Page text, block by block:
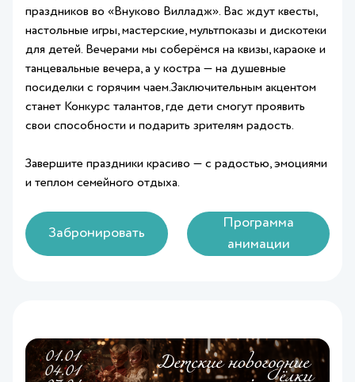
праздников во «Внуково Вилладж». Вас ждут квесты,
настольные игры, мастерские, мультпоказы и дискотеки
для детей. Вечерами мы соберёмся на квизы, караоке и
танцевальные вечера, а у костра — на душевные
посиделки с горячим чаем.Заключительным акцентом
станет Конкурс талантов, где дети смогут проявить
свои способности и подарить зрителям радость.
Завершите праздники красиво — с радостью, эмоциями
и теплом семейного отдыха.
Забронировать
Программа
анимации